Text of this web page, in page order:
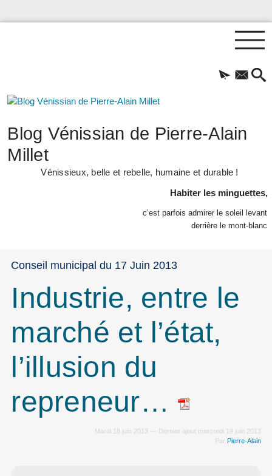
Blog Vénissian de Pierre-Alain
Millet
Vénissieux, belle et rebelle, humaine et durable !
Habiter les minguettes,
c’est parfois admirer le soleil levant
derrière le mont-blanc
Conseil municipal du 17 Juin 2013
Industrie, entre le
marché et l’état,
l’illusion du
repreneur…
Mardi 18 juin 2013 — Dernier ajout mercredi 19 juin 2013
Par Pierre-Alain